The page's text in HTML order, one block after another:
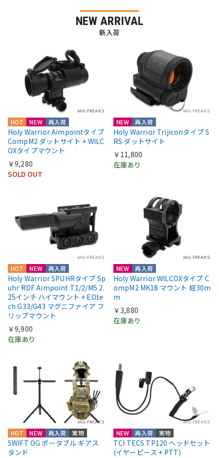
NEW ARRIVAL
新入荷
HOT NEW 再入荷
Holy Warrior Aimpointタイプ
CompM2 ダットサイト + WILC
OXタイプマウント
￥9,280
SOLD OUT
NEW 再入荷
Holy Warrior Trijiconタイプ S
RS ダットサイト
￥11,800
在庫あり
HOT NEW 再入荷
Holy Warrior SPUHRタイプ Sp
uhr RDF Aimpoint T1/2/M5 2.
25インチ ハイマウント + EOte
ch G33/G43 マグニファイア フ
リップマウント
￥9,900
在庫あり
NEW 再入荷
Holy Warrior WILCOXタイプ C
ompM2 MK18 マウント 経30m
m
￥3,880
在庫あり
HOT NEW 再入荷 実物
SWIFT OG ポータブル ギアス
タンド
NEW 再入荷 実物
TCI TECS TP120 ヘッドセット
(イヤーピース + PTT)